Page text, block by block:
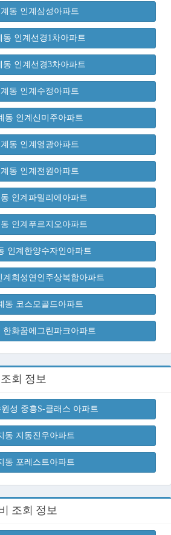
동 인계삼성아파트
동 인계선경1차아파트
동 인계선경3차아파트
동 인계수정아파트
동 인계신미주아파트
동 인계영광아파트
동 인계전원아파트
인계파밀리에아파트
인계푸르지오아파트
인계한양수자인아파트
계희성연인주상복합아파트
동 코스모골드아파트
한화꿈에그린파크아파트
회 정보
성 중흥S-클래스 아파트
동 지동진우아파트
동 포레스트아파트
조회 정보